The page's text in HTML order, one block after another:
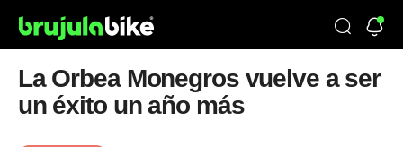
La Orbea Monegros vuelve a ser
un éxito un año más